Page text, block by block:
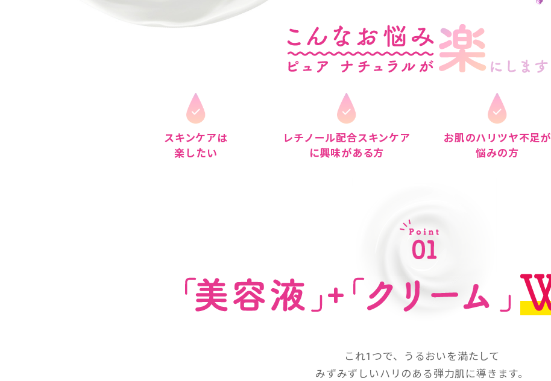
スキンケアは
楽したい
レチノール配合スキンケア
に興味がある方
お肌のハリツヤ不足が
悩みの方
これ1つで、うるおいを満たして
みずみずしいハリのある弾力肌に導きます。